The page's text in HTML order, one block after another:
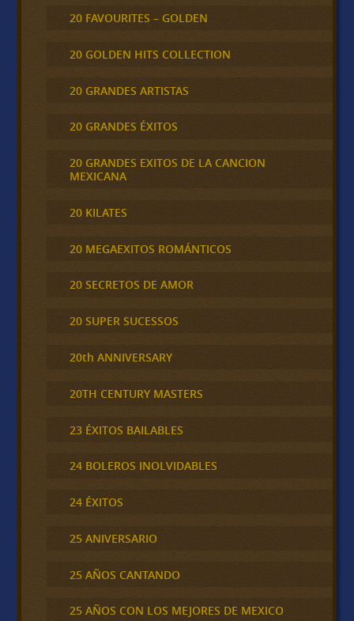
20 FAVOURITES – GOLDEN
20 GOLDEN HITS COLLECTION
20 GRANDES ARTISTAS
20 GRANDES ÉXITOS
20 GRANDES EXITOS DE LA CANCION
MEXICANA
20 KILATES
20 MEGAEXITOS ROMÁNTICOS
20 SECRETOS DE AMOR
20 SUPER SUCESSOS
20th ANNIVERSARY
20TH CENTURY MASTERS
23 ÉXITOS BAILABLES
24 BOLEROS INOLVIDABLES
24 ÉXITOS
25 ANIVERSARIO
25 AÑOS CANTANDO
25 AÑOS CON LOS MEJORES DE MEXICO